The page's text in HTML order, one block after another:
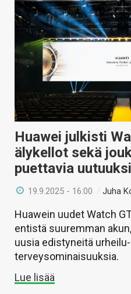
Huawei julkisti
älykellot sekä
puettavia
19.9.2025 - 16:00 /Juha
Huawein uudet Watch
entistä suuremman
uusia edistyneitä
terveysominaisuuksia.
Lue lisää